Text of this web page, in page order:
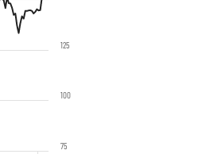
75
100
125